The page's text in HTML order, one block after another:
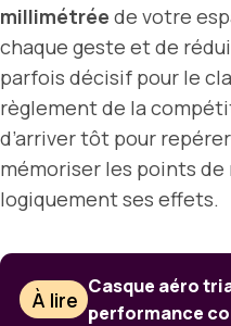
millimétrée de votre
chaque geste et de
parfois décisif pour le
règlement de la
d’arriver tôt pour
mémoriser les points
logiquement ses effets.
À lire
Casque aéro
performance